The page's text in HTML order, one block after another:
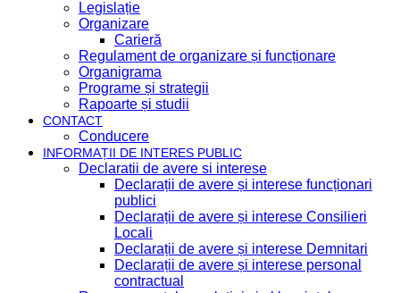
Legislație
Organizare
Carieră
Regulament de organizare și funcționare
Organigrama
Programe și strategii
Rapoarte și studii
CONTACT
Conducere
INFORMAȚII DE INTERES PUBLIC
Declaratii de avere si interese
Declarații de avere și interese funcționari
publici
Declarații de avere și interese Consilieri
Locali
Declarații de avere și interese Demnitari
Declarații de avere și interese personal
contractual